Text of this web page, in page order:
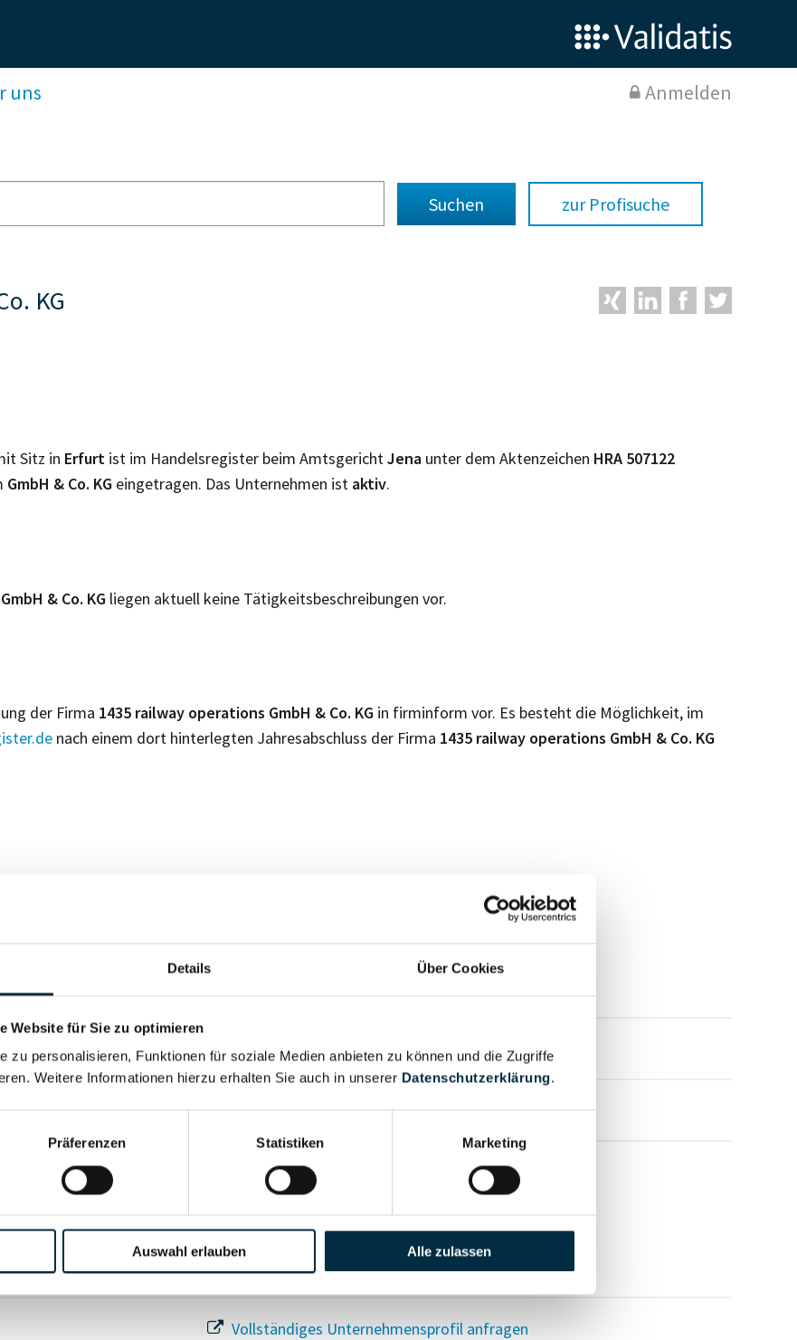
Details Über Cookies
Website für Sie zu optimieren
zu personalisieren, Funktionen für soziale Medien anbieten zu können und die Zugriffe
Weitere Informationen hierzu erhalten Sie auch in unserer Datenschutzerklärung.
Präferenzen Statistiken Marketing
Auswahl erlauben Alle zulassen
uns Anmelden
zur Profisuche
KG
Sitz in Erfurt ist im Handelsregister beim AmtsgerichtJena unter dem Aktenzeichen HRA 507122
GmbH & Co. KG eingetragen. Das Unternehmen ist aktiv.
& Co. KG liegen aktuell keine Tätigkeitsbeschreibungen vor.
der Firma 1435 railway operations GmbH & Co. KG in firminform vor. Es besteht die Möglichkeit, im
nach einem dort hinterlegten Jahresabschluss der Firma 1435 railway operations GmbH & Co. KG
Vollständiges Unternehmensprofil anfragen
Vollständiges Unternehmensprofil anfragen
Vollständiges Unternehmensprofil anfragen
Vollständiges Unternehmensprofil anfragen